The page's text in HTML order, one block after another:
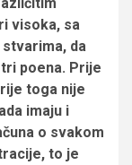
visoka, sa
da
poena. Prije
toga nije
imaju i
o svakom
to je